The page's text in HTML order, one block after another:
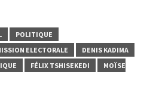
POLITIQUE
ELECTORALE
DENIS KADIMA
FÉLIX TSHISEKEDI
MOÏSE